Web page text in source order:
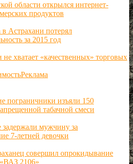
области открылся интернет-
продуктов
Астрахани потерял
за 2015 год
хватает «качественных» торговых
Реклама
пограничники изъяли 150
табачной смеси
задержали мужчину за
7-летней девочки
совершил опрокидывание
2106»